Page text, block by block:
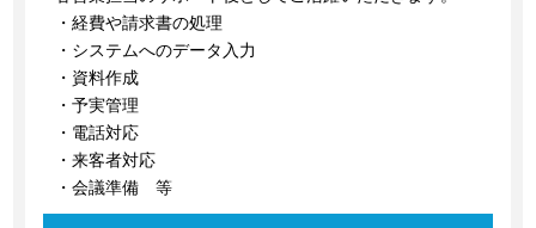
・経費や請求書の処理
・システムへのデータ入力
・資料作成
・予実管理
・電話対応
・来客者対応
・会議準備 等